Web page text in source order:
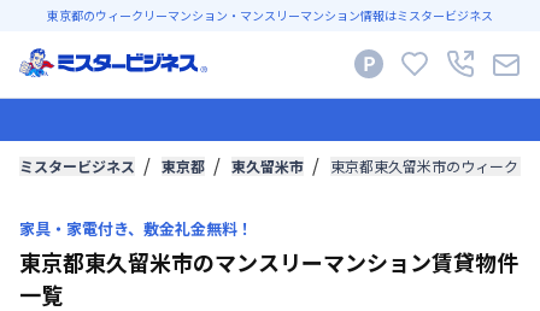
東京都のウィークリーマンション・マンスリーマンション情報はミスタービジネス
ミスタービジネス 東京都 東久留米市 東京都東久留米市のウィーク
家具・家電付き、敷金礼金無料！
東京都東久留米市のマンスリーマンション賃貸物件
一覧